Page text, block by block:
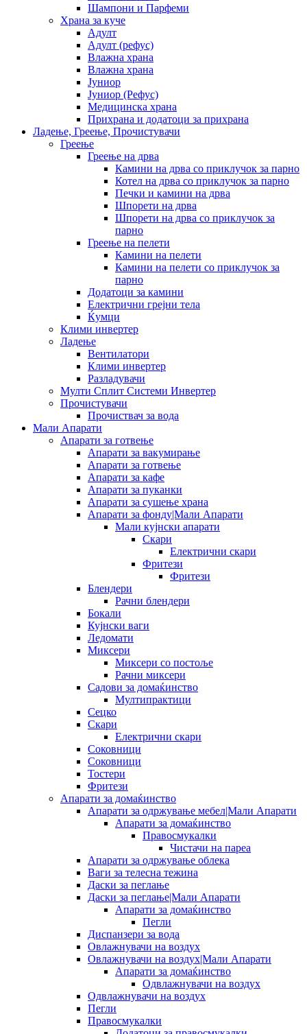
Шампони и Парфеми
Храна за куче
Адулт
Адулт (рефус)
Влажна храна
Влажна храна
Јуниор
Јуниор (Рефус)
Медицинска храна
Прихрана и додатоци за прихрана
Ладење, Греење, Прочистувачи
Греење
Греење на дрва
Камини на дрва со приклучок за парно
Котел на дрва со приклучок за парно
Печки и камини на дрва
Шпорети на дрва
Шпорети на дрва со приклучок за
парно
Греење на пелети
Камини на пелети
Камини на пелети со приклучок за
парно
Додатоци за камини
Електрични грејни тела
Ќумци
Клими инвертер
Ладење
Вентилатори
Клими инвертер
Разладувачи
Мулти Сплит Системи Инвертер
Прочистувачи
Прочиствач за вода
Мали Апарати
Апарати за готвење
Апарати за вакумирање
Апарати за готвење
Апарати за кафе
Апарати за пуканки
Апарати за сушење храна
Апарати за фонду|Мали Апарати
Мали кујнски апарати
Скари
Електрични скари
Фритези
Фритези
Блендери
Рачни блендери
Бокали
Кујнски ваги
Ледомати
Миксери
Миксери со постоље
Рачни миксери
Садови за домаќинство
Мултипрактици
Сецко
Скари
Електрични скари
Соковници
Соковници
Тостери
Фритези
Апарати за домаќинство
Апарати за одржување мебел|Мали Апарати
Апарати за домаќинство
Правосмукалки
Чистачи на пареа
Апарати за одржување облека
Ваги за телесна тежина
Даски за пеглање
Даски за пеглање|Мали Апарати
Апарати за домаќинство
Пегли
Диспанзери за вода
Овлажнувачи на воздух
Овлажнувачи на воздух|Мали Апарати
Апарати за домаќинство
Одвлажнувачи на воздух
Одвлажнувачи на воздух
Пегли
Правосмукалки